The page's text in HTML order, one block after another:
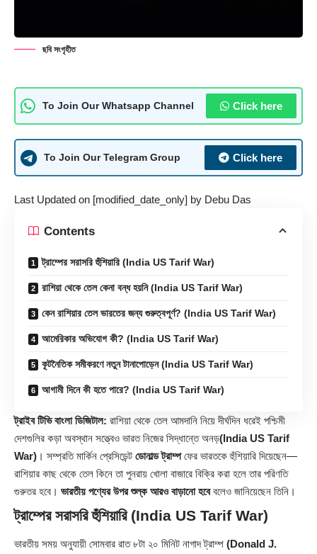
ছবি সংগৃহীত
To Join Our Whatsapp Channel Click here
To Join Our Telegram Group Click here
Last Updated on [modified_date_only] by Debu Das
Contents
ট্রাম্পের সরাসরি হুঁশিয়ারি (India US Tarif War)
রাশিয়া থেকে তেল কেনা বন্ধ হয়নি (India US Tarif War)
কেন রাশিয়ার তেল ভারতের জন্য গুরুত্বপূর্ণ? (India US Tarif War)
আমেরিকার অভিযোগ কী? (India US Tarif War)
কূটনৈতিক সমীকরণে নতুন টানাপোড়েন (India US Tarif War)
আগামী দিনে কী হতে পারে? (India US Tarif War)
ট্রাইব টিভি বাংলা ডিজিটাল: রাশিয়া থেকে তেল আমদানি নিয়ে দীর্ঘদিন ধরেই পশ্চিমী
দেশগুলির কড়া অবস্থান সত্ত্বেও ভারত নিজের সিদ্ধান্তে অনড়(India US Tarif
War) । সম্প্রতি মার্কিন প্রেসিডেন্ট ডোনাল্ড ট্রাম্পফের ভারতকে হুঁশিয়ারি দিয়েছেন—
রাশিয়ার কাছ থেকে তেল কিনে তা পুনরায় খোলা বাজারে বিক্রি করা হলে তার পরিণতি
গুরুতর হবে। ভারতীয় পণ্যের উপর শুল্ক আরও বাড়ানো হবেবলেও জানিয়েছেন তিনি।
ট্রাম্পের সরাসরি হুঁশিয়ারি(India US Tarif War)
ভারতীয় সময় অনুযায়ী সোমবার রাত ৮টা ২০ মিনিট নাগাদ ট্রাম্প (Donald J.